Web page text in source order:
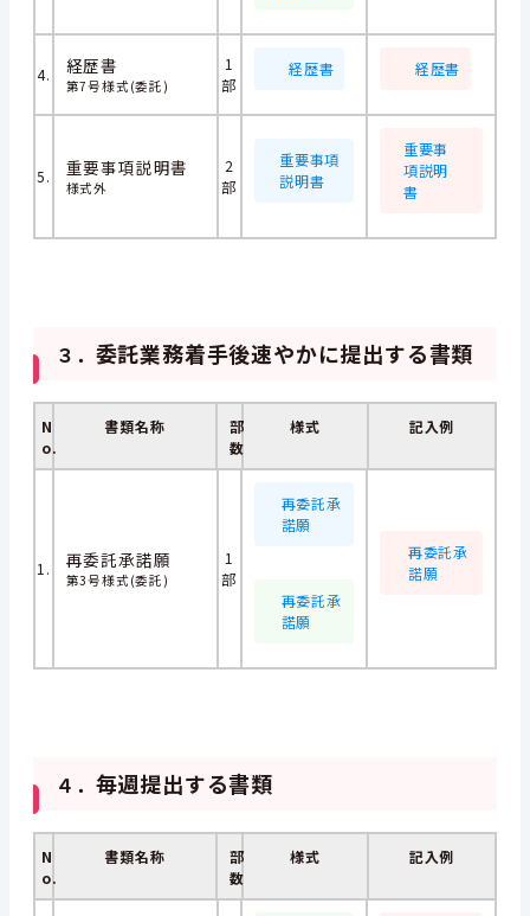
4. 経歴書
第7号様式(委託)
1
部
経歴書 経歴書
5. 重要事項説明書
様式外
2
部
重要事項
説明書
重要事
項説明
書
３． 委託業務着手後速やかに提出する書類
N
o.
書類名称
部
数
様式 記入例
1. 再委託承諾願
第3号様式(委託)
1
部
再委託承
諾願
再委託承
諾願
再委託承
諾願
４． 毎週提出する書類
N
o.
書類名称
部
数
様式 記入例